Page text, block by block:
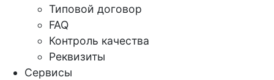
Типовой договор
FAQ
Контроль качества
Реквизиты
Сервисы